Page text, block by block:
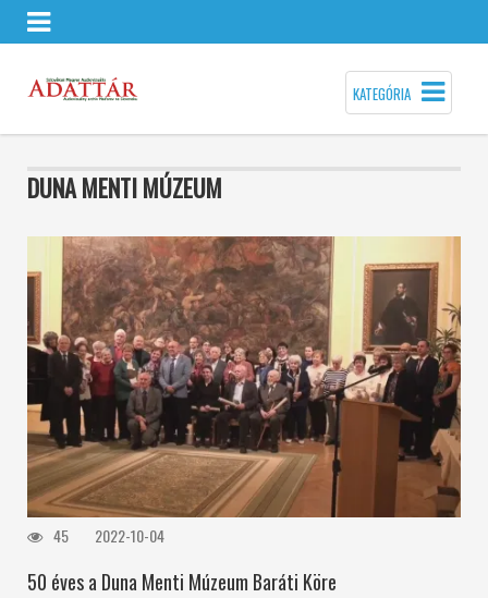
KATEGÓRIA
DUNA MENTI MÚZEUM
45 2022-10-04
50 éves a Duna Menti Múzeum Baráti Köre